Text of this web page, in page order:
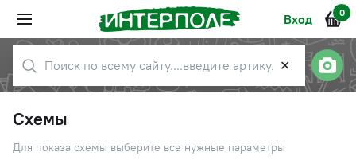
Вход 0
✕
Схемы
Для показа схемы выберите все нужные параметры